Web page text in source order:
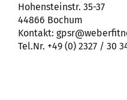
Hohensteinstr. 35-37
44866 Bochum
Kontakt:
Tel.Nr. +49 (0) 2327 / 30